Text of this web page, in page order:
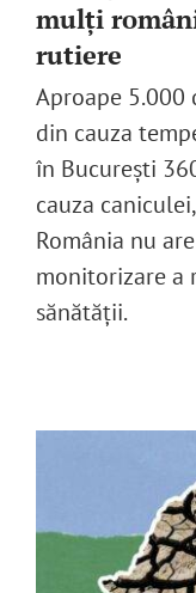
English
Cautare...
mulți
rutiere
Aproape
din cauza
în București
cauza
România nu
monitorizare a
sănătății.